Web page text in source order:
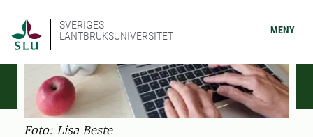
SVERIGES
LANTBRUKSUNIVERSITET
MENY
Foto: Lisa Beste